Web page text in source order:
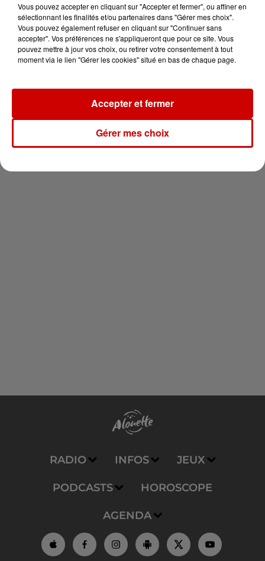
Destination Vacances : inscrivez-
vous !
Newsletter
RADIO INFOS JEUX
PODCASTS HOROSCOPE
AGENDA
Vous pouvez accepter en cliquant sur "Accepter et fermer", ou affiner en
sélectionnant les finalités et/ou partenaires dans "Gérer mes choix".
Vous pouvez également refuser en cliquant sur "Continuer sans
accepter". Vos préférences ne s'appliqueront que pour ce site. Vous
pouvez mettre à jour vos choix, ou retirer votre consentement à tout
moment via le lien "Gérer les cookies" situé en bas de chaque page.
Gérer mes choix
Accepter et fermer